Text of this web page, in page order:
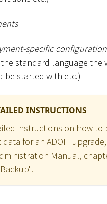
specific
standard language the
be started with etc.)
INSTRUCTIONS
instructions on how to
data for an ADOIT
Manual,